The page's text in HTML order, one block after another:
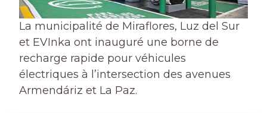
La municipalité de Miraflores, Luz del Sur
et EVInka ont inauguré une borne de
recharge rapide pour véhicules
électriques à l’intersection des avenues
Armendáriz et La Paz.